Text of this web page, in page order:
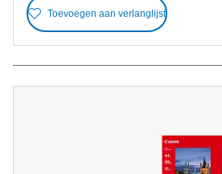
Toevoegen aan verlanglijst